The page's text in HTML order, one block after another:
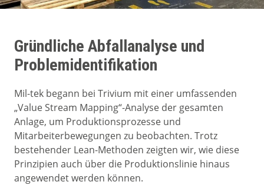
Gründliche Abfallanalyse und
Problemidentifikation
Mil-tek begann bei Trivium mit einer umfassenden
„Value Stream Mapping“-Analyse der gesamten
Anlage, um Produktionsprozesse und
Mitarbeiterbewegungen zu beobachten. Trotz
bestehender Lean-Methoden zeigten wir, wie diese
Prinzipien auch über die Produktionslinie hinaus
angewendet werden können.